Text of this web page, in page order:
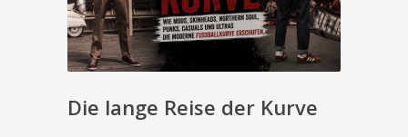
Die lange Reise der Kurve